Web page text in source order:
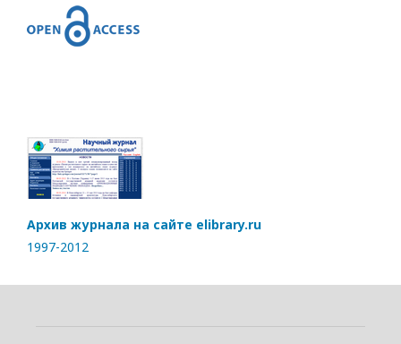
Архив журнала на сайте elibrary.ru
1997-2012